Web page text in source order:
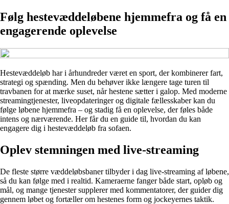
Følg hestevæddeløbene hjemmefra og få en
engagerende oplevelse
Hestevæddeløb har i århundreder været en sport, der kombinerer fart,
strategi og spænding. Men du behøver ikke længere tage turen til
travbanen for at mærke suset, når hestene sætter i galop. Med moderne
streamingtjenester, liveopdateringer og digitale fællesskaber kan du
følge løbene hjemmefra – og stadig få en oplevelse, der føles både
intens og nærværende. Her får du en guide til, hvordan du kan
engagere dig i hestevæddeløb fra sofaen.
Oplev stemningen med live-streaming
De fleste større væddeløbsbaner tilbyder i dag live-streaming af løbene,
så du kan følge med i realtid. Kameraerne fanger både start, opløb og
mål, og mange tjenester supplerer med kommentatorer, der guider dig
gennem løbet og fortæller om hestenes form og jockeyernes taktik.